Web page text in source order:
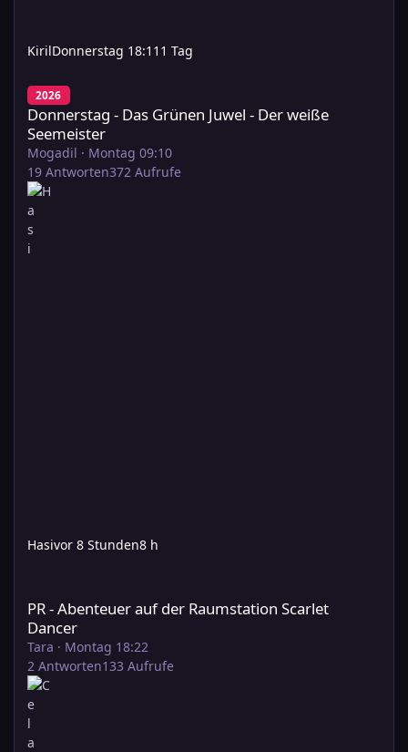
KirilDonnerstag 18:11 1 Tag
2026
Donnerstag - Das Grünen Juwel - Der weiße
Seemeister
Mogadil · Montag 09:10
19 Antworten372 Aufrufe
Hasivor 8 Stunden8 h
PR - Abenteuer auf der Raumstation Scarlet
Dancer
Tara · Montag 18:22
2 Antworten133 Aufrufe